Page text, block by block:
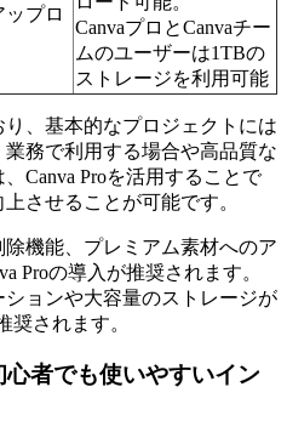
プロ
CanvaプロとCanvaチー
ムのユーザーは1TBの
ストレージを利用可能
、基本的なプロジェクトには
務で利用する場合や高品質な
Canva Proを活用することで
させることが可能です。
機能、プレミアム素材へのア
Proの導入が推奨されます。
ョンや大容量のストレージが
奨されます。
者でも使いやすいイン